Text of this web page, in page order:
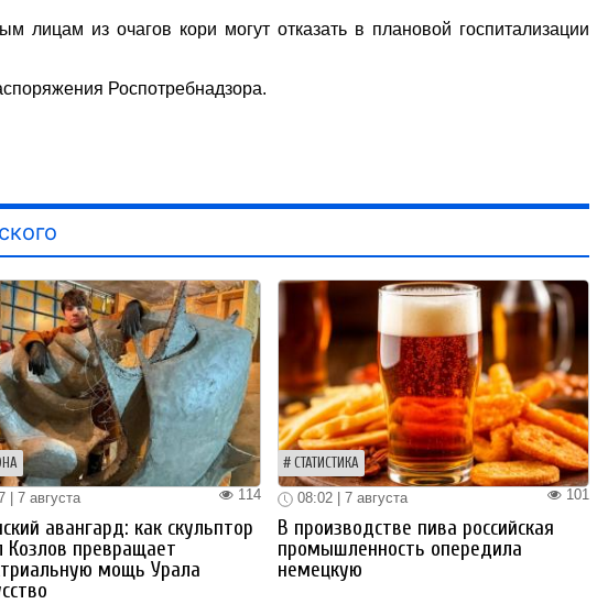
лицам из очагов кори могут отказать в плановой госпитализации
Роспотребнадзора.
114
| 7 августа
авангард: как скульптор
Козлов превращает
мощь Урала
СТАТИСТИКА
101
08:02 | 7 августа
В производстве пива российская
промышленность опередила
немецкую